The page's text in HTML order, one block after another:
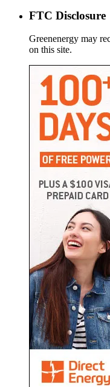
FTC Disclosure
Greenenergy may
on this site.